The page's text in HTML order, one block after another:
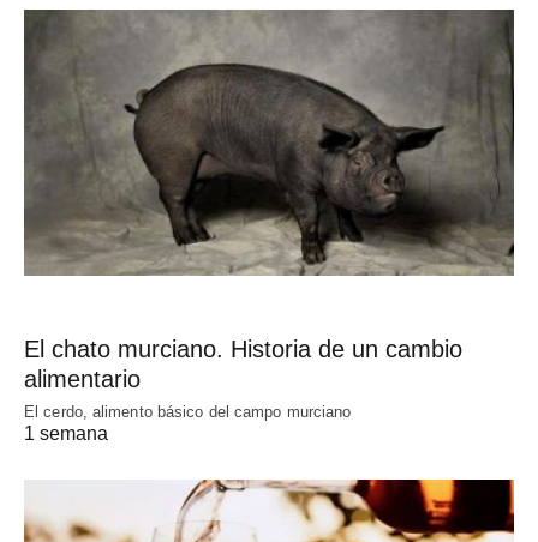
El chato murciano. Historia de un cambio
alimentario
El cerdo, alimento básico del campo murciano
1 semana